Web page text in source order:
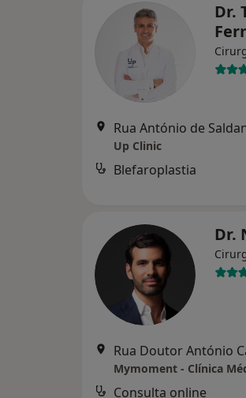
Dr.
Rua António de
Up Clinic
Blefaroplastia
Dr.
Rua Doutor António
Mymoment - Clínica
Consulta online